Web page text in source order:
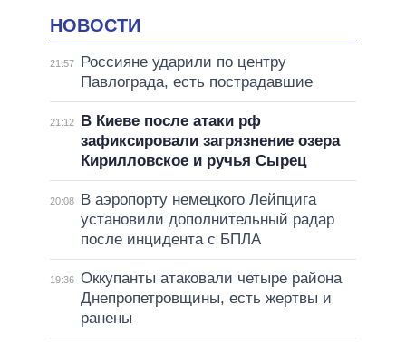
НОВОСТИ
21:57
Россияне ударили по центру
Павлограда, есть пострадавшие
21:12
В Киеве после атаки рф
зафиксировали загрязнение озера
Кирилловское и ручья Сырец
20:08
В аэропорту немецкого Лейпцига
установили дополнительный радар
после инцидента с БПЛА
19:36 Оккупанты атаковали четыре района
Днепропетровщины, есть жертвы и
ранены